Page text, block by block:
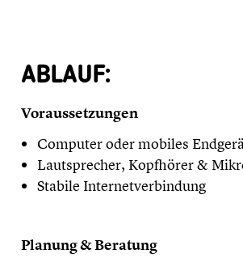
ABLAUF:
Voraussetzungen
Computer oder mobiles
Lautsprecher, Kopfhörer &
Stabile Internetverbindung
Planung & Beratung